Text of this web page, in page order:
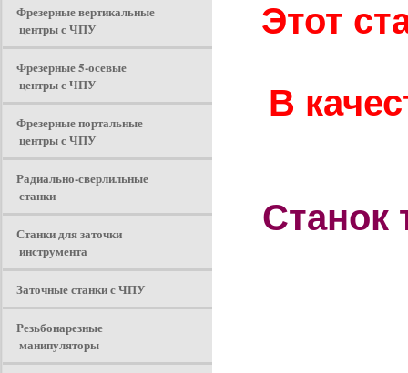
Фрезерные вертикальные
центры с ЧПУ
Фрезерные 5-осевые
центры с ЧПУ
Фрезерные портальные
центры с ЧПУ
Радиально-сверлильные
станки
Станки для заточки
инструмента
Заточные станки с ЧПУ
Резьбонарезные
манипуляторы
Этот
В
Станок